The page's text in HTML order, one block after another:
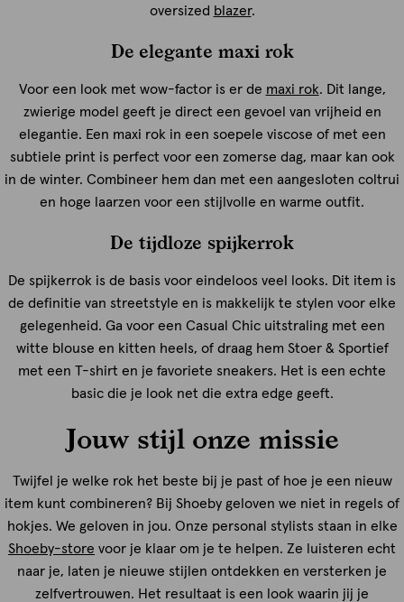
oversized blazer.
De elegante maxi rok
Voor een look met wow-factor is er de maxi rok. Dit lange,
zwierige model geeft je direct een gevoel van vrijheid en
elegantie. Een maxi rok in een soepele viscose of met een
subtiele print is perfect voor een zomerse dag, maar kan ook
in de winter. Combineer hem dan met een aangesloten coltrui
en hoge laarzen voor een stijlvolle en warme outfit.
De tijdloze spijkerrok
De spijkerrok is de basis voor eindeloos veel looks. Dit item is
de definitie van streetstyle en is makkelijk te stylen voor elke
gelegenheid. Ga voor een Casual Chic uitstraling met een
witte blouse en kitten heels, of draag hem Stoer & Sportief
met een T-shirt en je favoriete sneakers. Het is een echte
basic die je look net die extra edge geeft.
Jouw stijl onze missie
Twijfel je welke rok het beste bij je past of hoe je een nieuw
item kunt combineren? Bij Shoeby geloven we niet in regels of
hokjes. We geloven in jou. Onze personal stylists staan in elke
Shoeby-store voor je klaar om je te helpen. Ze luisteren echt
naar je, laten je nieuwe stijlen ontdekken en versterken je
zelfvertrouwen. Het resultaat is een look waarin jij je